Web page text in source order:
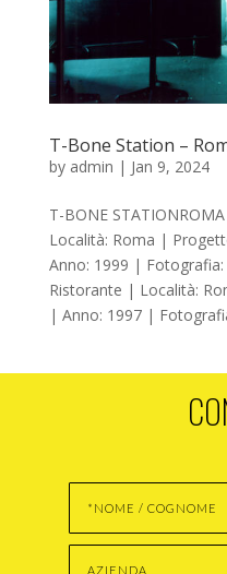
T-Bone Station –
by admin | Jan 9, 2024
T-BONE
Località: Roma |
Anno: 1999 | Fotografia:
Ristorante | Località:
| Anno: 1997 |